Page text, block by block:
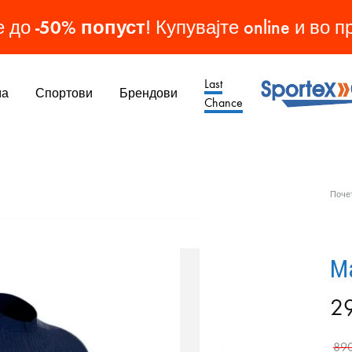
до -50% попуст! Купувајте online и во
Патики
Спортови Брендови
Last
Chance